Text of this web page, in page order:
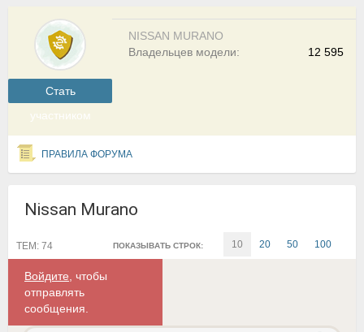
Cтать
участником
NISSAN MURANO
12 595
Владельцев модели:
ПРАВИЛА ФОРУМА
Nissan Murano
ПОКАЗЫВАТЬ СТРОК: 10 20 50 100
ТЕМ: 74
Войдите , чтобы
отправлять
сообщения.